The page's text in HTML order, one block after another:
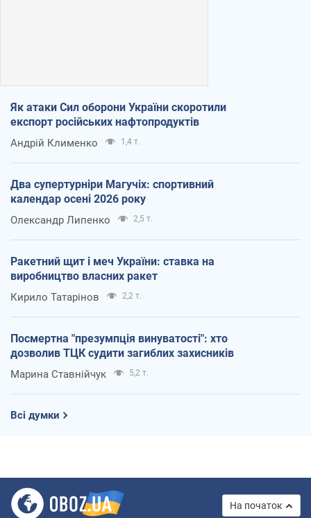
Як атаки Сил оборони України скоротили
експорт російських нафтопродуктів
Андрій Клименко 1,4 т.
Два супертурніри Магучіх: спортивний
календар осені 2026 року
Олександр Липенко 2,5 т.
Ракетний щит і меч України: ставка на
виробництво власних ракет
Кирило Татарінов 2,2 т.
Посмертна "презумпція винуватості": хто
дозволив ТЦК судити загиблих захисників
Марина Ставнійчук 5,2 т.
Всі думки
На початок